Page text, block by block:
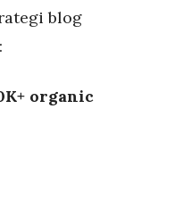
blog
:
organic